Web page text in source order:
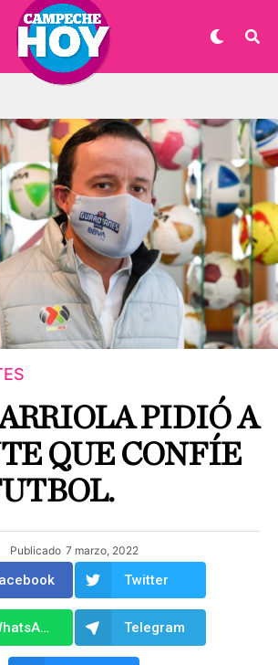
PIDIÓ A
QUE CONFÍE
Publicado 7 marzo, 2022
Twitter
WhatsApp Telegram